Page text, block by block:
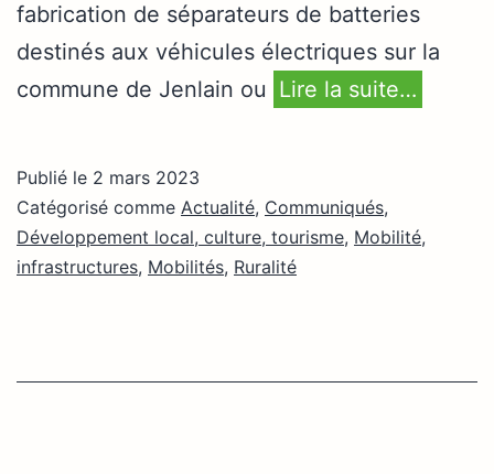
fabrication de séparateurs de batteries
destinés aux véhicules électriques sur la
commune de Jenlain ou Lire la suite…
Publié le 2 mars 2023
Catégorisé comme Actualité, Communiqués,
Développement local, culture, tourisme, Mobilité,
infrastructures, Mobilités, Ruralité